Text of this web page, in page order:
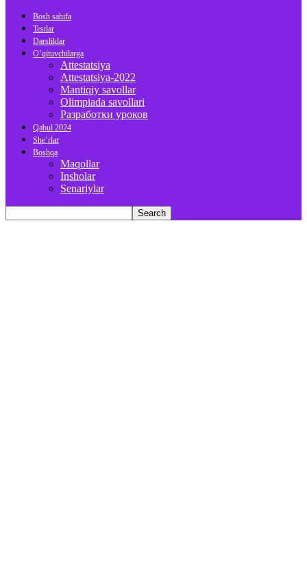
Bosh sahifa
Testlar
Darsliklar
O’qituvchilarga
Attestatsiya
Attestatsiya-2022
Mantiqiy savollar
Olimpiada savollari
Разработки уроков
Qabul 2024
She’rlar
Boshqa
Maqollar
Insholar
Senariylar